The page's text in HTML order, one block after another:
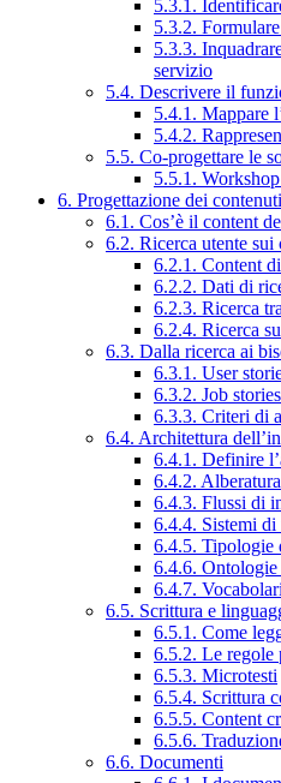
5.3.1.
5.3.2.
5.3.3.
servizio
5.4. Descrivere il
5.4.1. Mappare
5.4.2.
5.5. Co-progettare le
5.5.1.
6. Progettazione dei contenuti
6.1. Cos’è il content
6.2. Ricerca utente
6.2.1. Content
6.2.2. Dati di
6.2.3. Ricerca
6.2.4. Ricerca
6.3. Dalla ricerca ai
6.3.1. User
6.3.2. Job
6.3.3. Criteri di
6.4. Architettura
6.4.1. Definire
6.4.2. Alberatura
6.4.3. Flussi di
6.4.4. Sistemi
6.4.5. Tipologie
6.4.6. Ontologie
6.4.7.
6.5. Scrittura e
6.5.1. Come
6.5.2. Le regole
6.5.3. Microtesti
6.5.4. Scrittura
6.5.5. Content
6.5.6.
6.6. Documenti